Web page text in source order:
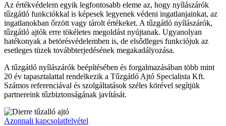
Az értékvédelem egyik legfontosabb eleme az, hogy nyílászárók
tűzgátló funkciókkal is képesek legyenek védeni ingatlanjainkat, az
ingatlanokban őrzött vagy tárolt értékeket. A tűzgátló nyílászárók,
tűzgátló ajtók erre tökéletes megoldást nyújtanak. Ugyanolyan
hatékonyak a betörésvédelemben is, de elsődleges funkciójuk az
esetleges tüzek továbbterjedésének megakadályozása.
A tűzgátló nyílászárók beépítésében és forgalmazásában több mint
20 év tapasztalattal rendelkezik a Tűzgátló Ajtó Specialista Kft.
Számos referenciával és szolgáltatások széles körével segítjük
partnereink tűzbiztonságának javítását.
Azonnali kapcsolatfelvétel